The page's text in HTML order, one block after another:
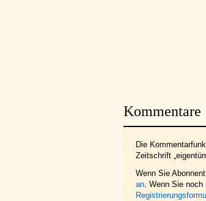
Kommentare
Die
Zeitschrift
Wenn Sie
an. Wenn Sie